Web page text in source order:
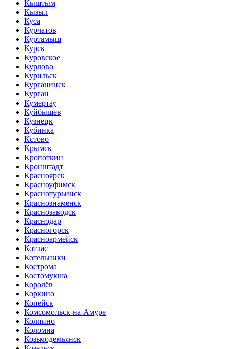
Кыштым
Кызыл
Куса
Курчатов
Куртамыш
Курск
Куровское
Курлово
Курильск
Курганинск
Курган
Кумертау
Куйбышев
Кузнецк
Кубинка
Кстово
Крымск
Кропоткин
Кронштадт
Красноярск
Красноуфимск
Краснотурьинск
Краснознаменск
Краснозаводск
Краснодар
Красногорск
Красноармейск
Котлас
Котельники
Кострома
Костомукша
Королёв
Коркино
Копейск
Комсомольск-на-Амуре
Колпино
Коломна
Козьмодемьянск